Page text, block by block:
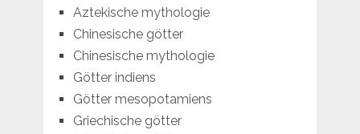
Aztekische mythologie
Chinesische götter
Chinesische mythologie
Götter indiens
Götter mesopotamiens
Griechische götter